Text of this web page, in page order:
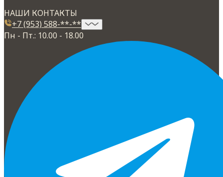
НАШИ КОНТАКТЫ
+7 (953) 588-**-**
Пн - Пт.: 10.00 - 18.00